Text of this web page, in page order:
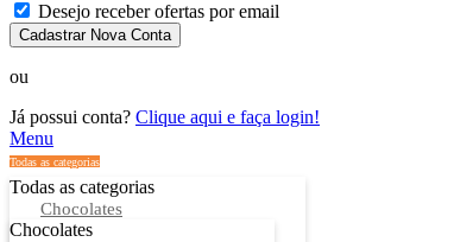
Desejo receber ofertas por email
Cadastrar Nova Conta
ou
Já possui conta? Clique aqui e faça login!
Menu
Todas as categorias
Todas as categorias
Chocolates
Chocolates